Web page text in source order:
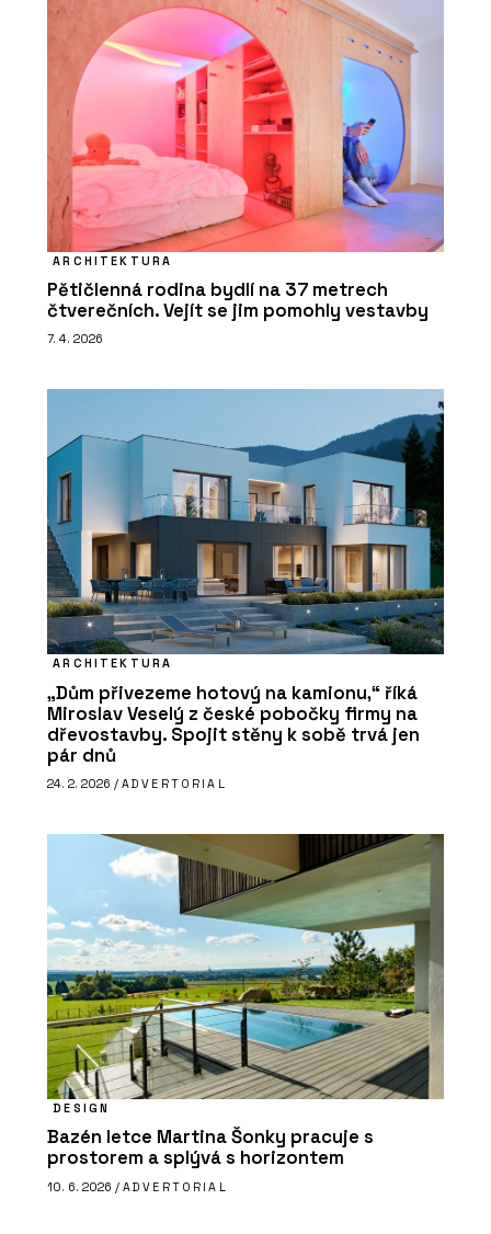
ARCHITEKTURA
Pětičlenná rodina bydlí na 37 metrech
čtverečních. Vejít se jim pomohly vestavby
7. 4. 2026
ARCHITEKTURA
„Dům přivezeme hotový na kamionu,“ říká
Miroslav Veselý z české pobočky firmy na
dřevostavby. Spojit stěny k sobě trvá jen
pár dnů
24. 2. 2026 / ADVERTORIAL
DESIGN
Bazén letce Martina Šonky pracuje s
prostorem a splývá s horizontem
10. 6. 2026 / ADVERTORIAL